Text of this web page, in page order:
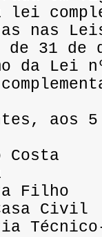
nas
31 de
da Lei
aos
Costa
Filho
Civil